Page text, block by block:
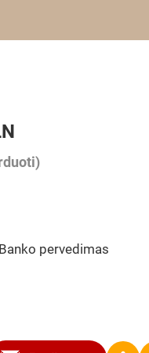
Banko pervedimas